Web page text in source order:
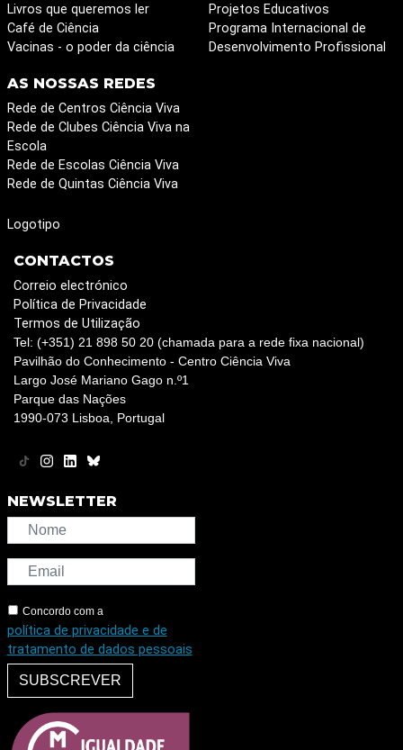
Livros que queremos ler
Café de Ciência
Vacinas - o poder da ciência
Projetos Educativos
Programa Internacional de
Desenvolvimento Profissional
AS NOSSAS REDES
Rede de Centros Ciência Viva
Rede de Clubes Ciência Viva na
Escola
Rede de Escolas Ciência Viva
Rede de Quintas Ciência Viva
Logotipo
CONTACTOS
Correio electrónico
Política de Privacidade
Termos de Utilização
Tel: (+351) 21 898 50 20 (chamada para a rede fixa nacional)
Pavilhão do Conhecimento - Centro Ciência Viva
Largo José Mariano Gago n.º1
Parque das Nações
1990-073 Lisboa, Portugal
NEWSLETTER
Concordo com a
política de privacidade e de
tratamento de dados pessoais
SUBSCREVER